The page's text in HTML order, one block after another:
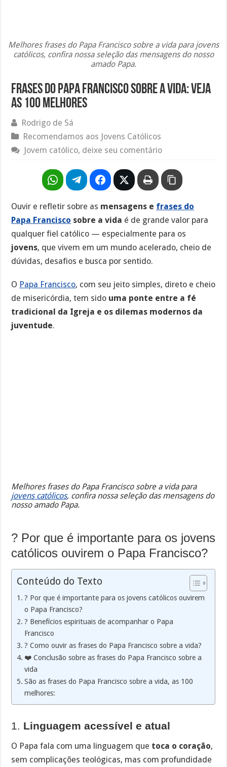
Melhores frases do Papa Francisco sobre a vida para jovens
católicos, confira nossa seleção das mensagens do nosso
amado Papa.
Frases do Papa Francisco sobre a vida: Veja
as 100 melhores
Rodrigo de Sá
Recomendamos aos Jovens Católicos
Jovem católico, deixe seu comentário
Ouvir e refletir sobre as mensagens e frases do
Papa Francisco sobre a vida é de grande valor para
qualquer fiel católico — especialmente para os
jovens, que vivem em um mundo acelerado, cheio de
dúvidas, desafios e busca por sentido.
O Papa Francisco, com seu jeito simples, direto e cheio
de misericórdia, tem sido uma ponte entre a fé
tradicional da Igreja e os dilemas modernos da
juventude.
Melhores frases do Papa Francisco sobre a vida para
jovens católicos, confira nossa seleção das mensagens do
nosso amado Papa.
? Por que é importante para os jovens
católicos ouvirem o Papa Francisco?
Conteúdo do Texto
? Por que é importante para os jovens católicos ouvirem
o Papa Francisco?
? Benefícios espirituais de acompanhar o Papa
Francisco
? Como ouvir as frases do Papa Francisco sobre a vida?
❤️ Conclusão sobre as frases do Papa Francisco sobre a
vida
São as frases do Papa Francisco sobre a vida, as 100
melhores:
1. Linguagem acessível e atual
O Papa fala com uma linguagem que toca o coração,
sem complicações teológicas, mas com profundidade